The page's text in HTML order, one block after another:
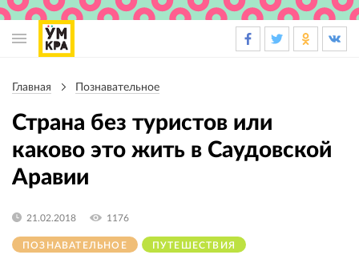
навигация
навигации
Главная Познавательное
Страна без туристов или
каково это жить в Саудовской
Аравии
ПОЗНАВАТЕЛЬНОЕ ПУТЕШЕСТВИЯ
21.02.2018 1176